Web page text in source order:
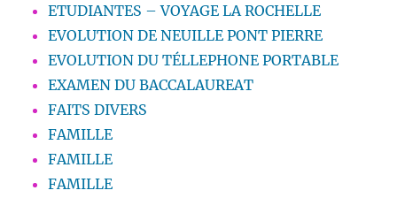
ETUDIANTES – VOYAGE LA ROCHELLE
EVOLUTION DE NEUILLE PONT PIERRE
EVOLUTION DU TÉLLEPHONE PORTABLE
EXAMEN DU BACCALAUREAT
FAITS DIVERS
FAMILLE
FAMILLE
FAMILLE